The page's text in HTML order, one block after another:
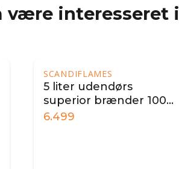
være interesseret i
SCANDIFLAMES
5 liter udendørs
superior brænder 100
cm
6.499